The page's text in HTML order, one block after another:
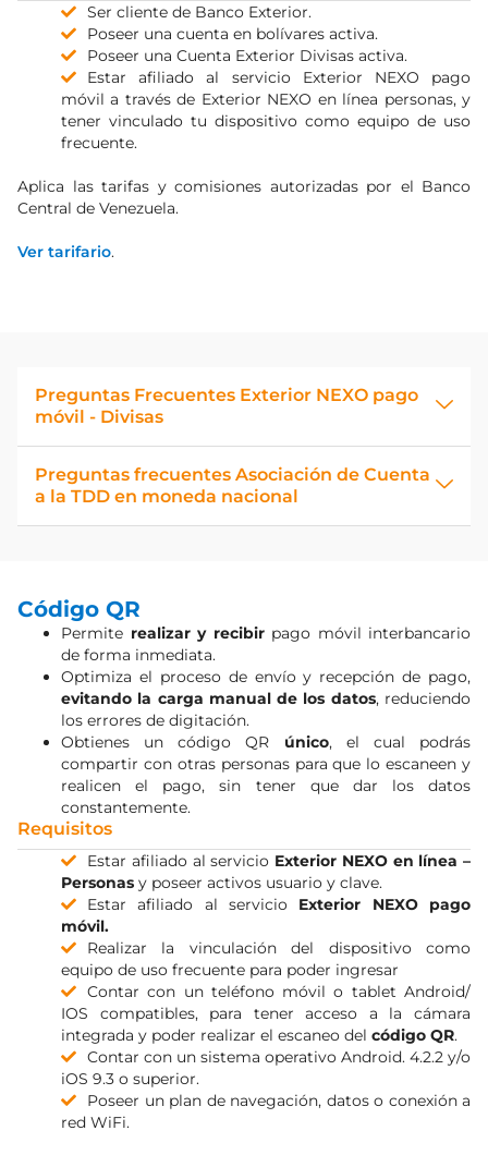
Ser cliente de Banco Exterior.
Poseer una cuenta en bolívares activa.
Poseer una Cuenta Exterior Divisas activa.
Estar afiliado al servicio Exterior NEXO pago
móvil a través de Exterior NEXO en línea personas, y
tener vinculado tu dispositivo como equipo de uso
frecuente.
Aplica las tarifas y comisiones autorizadas por el Banco
Central de Venezuela.
Ver tarifario.
Preguntas Frecuentes Exterior NEXO pago
móvil - Divisas
Preguntas frecuentes Asociación de Cuenta
a la TDD en moneda nacional
Código QR
Permite realizar y recibirpago móvil interbancario
de forma inmediata.
Optimiza el proceso de envío y recepción de pago,
evitando la carga manual de los datos, reduciendo
los errores de digitación.
Obtienes un código QR único, el cual podrás
compartir con otras personas para que lo escaneen y
realicen el pago, sin tener que dar los datos
constantemente.
Requisitos
Estar afiliado al servicio Exterior NEXO en línea –
Personas y poseer activos usuario y clave.
Estar afiliado al servicio Exterior NEXO pago
móvil.
Realizar la vinculación del dispositivo como
equipo de uso frecuente para poder ingresar
Contar con un teléfono móvil o tablet Android/
IOS compatibles, para tener acceso a la cámara
integrada y poder realizar el escaneo del código QR.
Contar con un sistema operativo Android. 4.2.2 y/o
iOS 9.3 o superior.
Poseer un plan de navegación, datos o conexión a
red WiFi.